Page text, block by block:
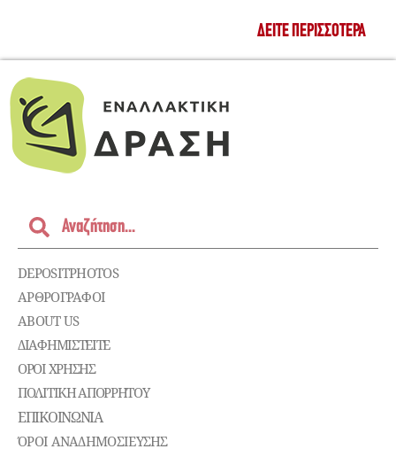
ΔΕΊΤΕ ΠΕΡΙΣΣΌΤΕΡΑ
DEPOSITPHOTOS
ΑΡΘΡΟΓΡΑΦΟΙ
ABOUT US
ΔΙΑΦΗΜΙΣΤΕΊΤΕ
ΌΡΟΙ ΧΡΉΣΗΣ
ΠΟΛΙΤΙΚΉ ΑΠΟΡΡΉΤΟΥ
ΕΠΙΚΟΙΝΩΝΊΑ
ΌΡΟΙ ΑΝΑΔΗΜΟΣΙΕΥΣΗΣ